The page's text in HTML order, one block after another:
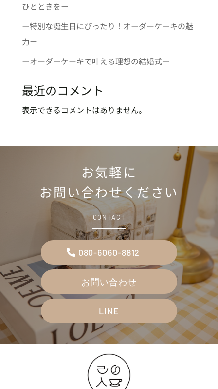
ひとときをー
ー特別な誕生日にぴったり！オーダーケーキの魅
力ー
ーオーダーケーキで叶える理想の結婚式ー
最近のコメント
表示できるコメントはありません。
お気軽に
お問い合わせください
CONTACT
080-6060-8812
お問い合わせ
LINE